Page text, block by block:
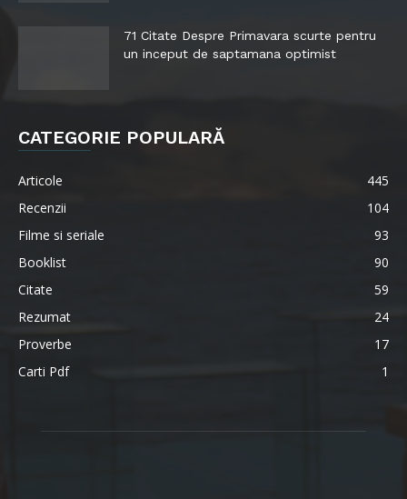
71 Citate Despre Primavara scurte pentru
un inceput de saptamana optimist
CATEGORIE POPULARĂ
Articole
445
Recenzii
104
Filme si seriale
93
Booklist
90
Citate
59
Rezumat
24
Proverbe
17
Carti Pdf
1